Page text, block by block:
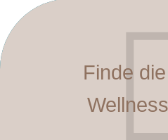
Finde